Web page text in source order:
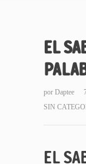
EL
por Daptee
SIN
EL